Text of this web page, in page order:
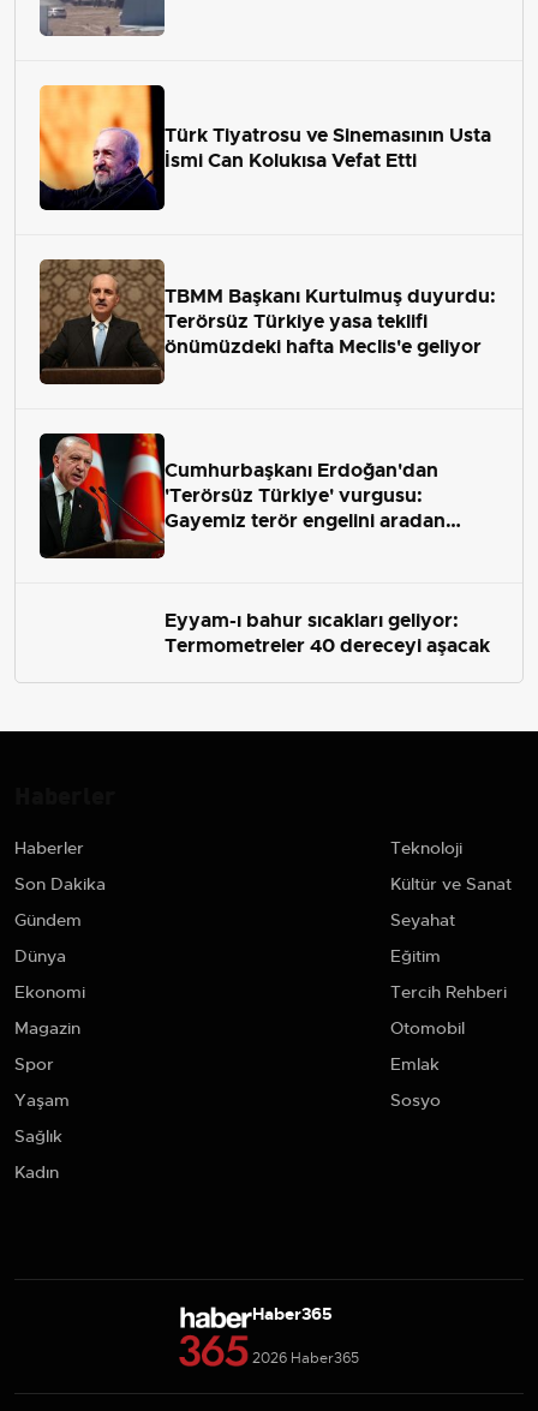
Türk Tiyatrosu ve Sinemasının Usta
İsmi Can Kolukısa Vefat Etti
TBMM Başkanı Kurtulmuş duyurdu:
Terörsüz Türkiye yasa teklifi
önümüzdeki hafta Meclis'e geliyor
Cumhurbaşkanı Erdoğan'dan
'Terörsüz Türkiye' vurgusu:
Gayemiz terör engelini aradan
Eyyam-ı bahur sıcakları geliyor:
Termometreler 40 dereceyi aşacak
Haberler
Son Dakika
Gündem
Dünya
Ekonomi
Magazin
Spor
Yaşam
Sağlık
Kadın
Teknoloji
Kültür ve Sanat
Seyahat
Eğitim
Tercih Rehberi
Otomobil
Emlak
Sosyo
Haber365
2026 Haber365